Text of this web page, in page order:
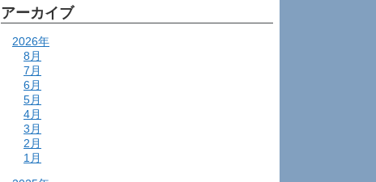
アーカイブ
2026年
8月
7月
6月
5月
4月
3月
2月
1月